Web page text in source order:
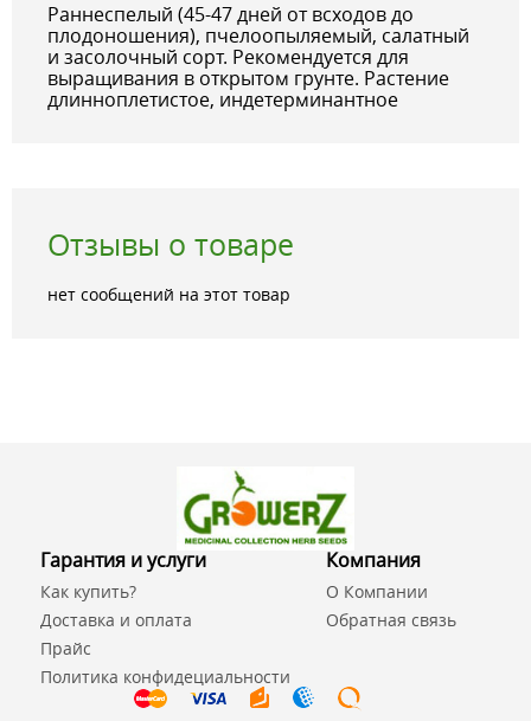
Раннеспелый (45-47 дней от всходов до
плодоношения), пчелоопыляемый, салатный
и засолочный сорт. Рекомендуется для
выращивания в открытом грунте. Растение
длинноплетистое, индетерминантное
Отзывы о товаре
нет сообщений на этот товар
Гарантия и услуги
Как купить?
Доставка и оплата
Прайс
Политика конфидециальности
Компания
О Компании
Обратная связь